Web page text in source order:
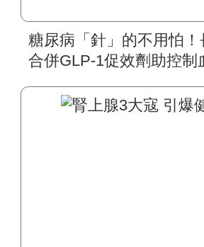
糖尿病「針」的不用怕
合併GLP-1促效劑助控制